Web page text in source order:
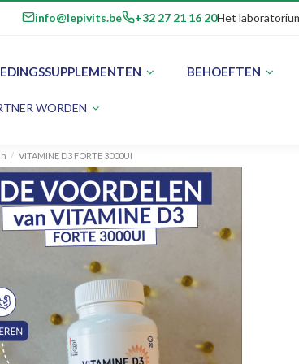
emailinfo@lepivits.bephone
+32 27 21 16 20Het
BEHOEFTEN
WORDEN
VITAMINE D3 FORTE 3000UI